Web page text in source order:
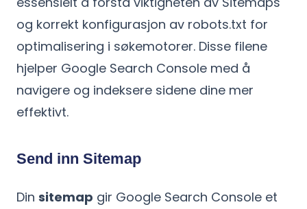
og korrekt konfigurasjon av robots.txt for
optimalisering i søkemotorer. Disse filene
hjelper Google Search Console med å
navigere og indeksere sidene dine mer
effektivt.
Send inn Sitemap
Din sitemap gir Google Search Console et